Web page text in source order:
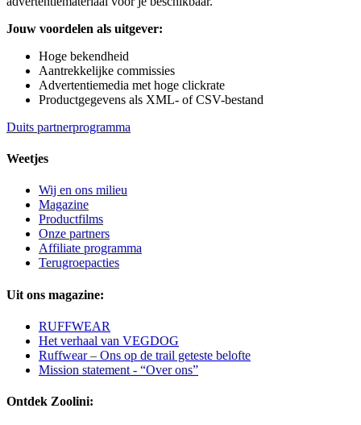
Jouw voordelen als uitgever:
Hoge bekendheid
Aantrekkelijke commissies
Advertentiemedia met hoge clickrate
Productgegevens als XML- of CSV-bestand
Duits partnerprogramma
Weetjes
Wij en ons milieu
Magazine
Productfilms
Onze partners
Affiliate programma
Terugroepacties
Uit ons magazine:
RUFFWEAR
Het verhaal van VEGDOG
Ruffwear – Ons op de trail geteste belofte
Mission statement - “Over ons”
Ontdek Zoolini: